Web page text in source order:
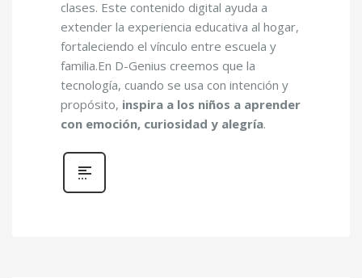
clases. Este contenido digital ayuda a
extender la experiencia educativa al hogar,
fortaleciendo el vínculo entre escuela y
familia.En D-Genius creemos que la
tecnología, cuando se usa con intención y
propósito, inspira a los niños a aprender
con emoción, curiosidad y alegría.